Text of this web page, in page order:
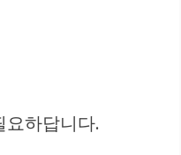
요하답니다.